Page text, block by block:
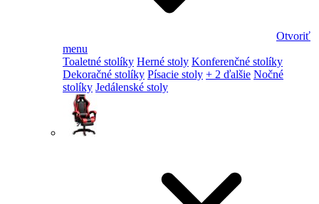
Otvoriť
menu
Toaletné stolíky Herné stoly Konferenčné stolíky
Dekoračné stolíky Písacie stoly + 2 ďalšie Nočné
stolíky Jedálenské stoly